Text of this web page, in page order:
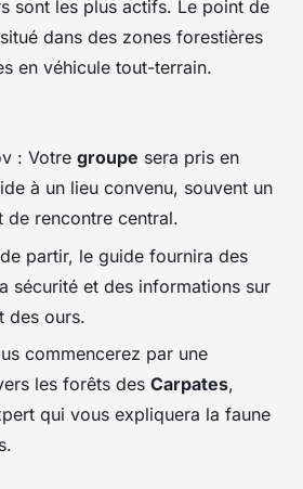
sont les plus actifs. Le point de
dans des zones forestières
en véhicule tout-terrain.
: Votre groupe sera pris en
à un lieu convenu, souvent un
de rencontre central.
partir, le guide fournira des
sécurité et des informations sur
des ours.
commencerez par une
les forêts des Carpates,
qui vous expliquera la faune